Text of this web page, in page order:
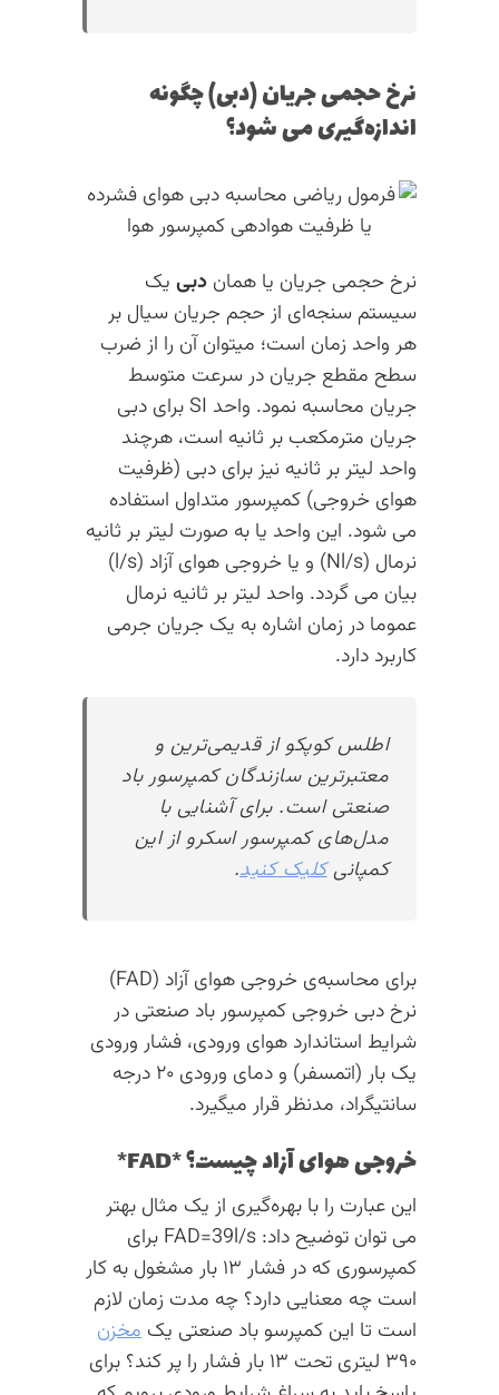
نرخ حجمی جریان (دبی) چگونه
اندازه‌گیری می شود؟
نرخ حجمی جریان یا همان دبی یک
سیستم سنجه‌ای از حجم جریان سیال بر
هر واحد زمان است؛ میتوان آن را از ضرب
سطح مقطع جریان در سرعت متوسط
جریان محاسبه نمود. واحد SI برای دبی
جریان مترمکعب بر ثانیه است، هرچند
واحد لیتر بر ثانیه نیز برای دبی (ظرفیت
هوای خروجی) کمپرسور متداول استفاده
می شود. این واحد یا به صورت لیتر بر ثانیه
نرمال (Nl/s) و یا خروجی هوای آزاد (l/s)
بیان می گردد. واحد لیتر بر ثانیه نرمال
عموما در زمان اشاره به یک جریان جرمی
کاربرد دارد.
اطلس کوپکو از قدیمی‌ترین و
معتبرترین سازندگان کمپرسور باد
صنعتی است. برای آشنایی با
مدل‌های کمپرسور اسکرو از این
کمپانیکلیک کنید.
برای محاسبه‌ی خروجی هوای آزاد (FAD)
نرخ دبی خروجی کمپرسور باد صنعتی در
شرایط استاندارد هوای ورودی، فشار ورودی
یک بار (اتمسفر) و دمای ورودی ۲۰ درجه
سانتیگراد، مدنظر قرار میگیرد.
خروجی هوای آزاد چیست؟ *FAD*
این عبارت را با بهره‌گیری از یک مثال بهتر
می توان توضیح داد: FAD=39l/s برای
کمپرسوری که در فشار ۱۳ بار مشغول به کار
است چه معنایی دارد؟ چه مدت زمان لازم
است تا این کمپرسو باد صنعتی یک مخزن
۳۹۰ لیتری تحت ۱۳ بار فشار را پر کند؟ برای